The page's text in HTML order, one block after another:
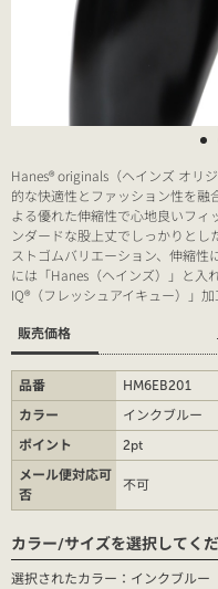
Hanes® originals（ヘインズ オリ
的な快適性とファッション性を融
よる優れた伸縮性で心地良いフィ
ンダードな股上丈でしっかりと
ストゴムバリエーション、伸縮
には「Hanes（ヘインズ）」と入
IQ®（フレッシュアイキュー）」
販売価格
品番
HM6EB201
カラー
インクブルー
ポイント
2pt
メール便対応可
否
不可
カラー/サイズを選択してくだ
選択されたカラー：インクブルー